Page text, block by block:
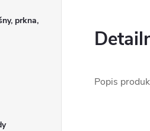
prkna,
Popis